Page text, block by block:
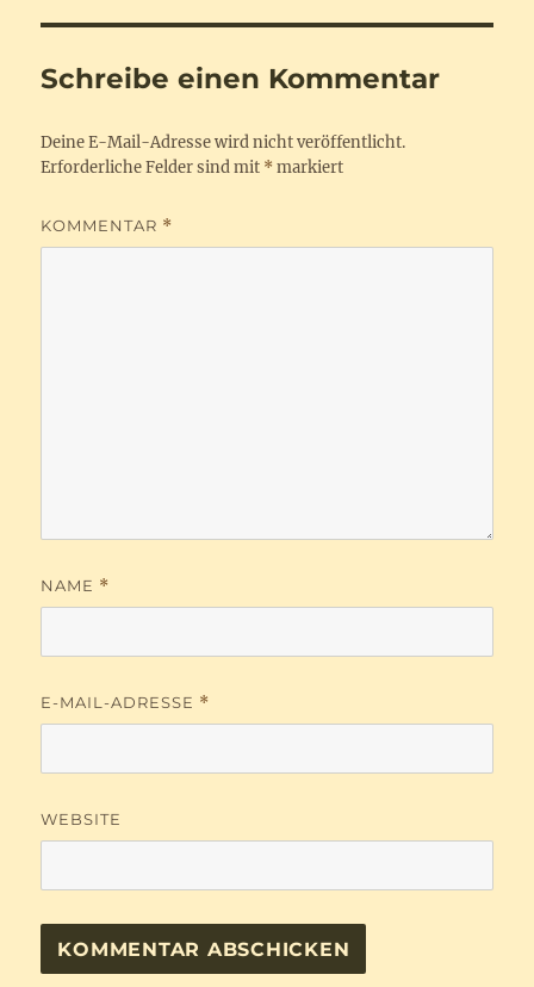
Schreibe einen Kommentar
Deine E-Mail-Adresse wird nicht veröffentlicht.
Erforderliche Felder sind mit * markiert
KOMMENTAR *
NAME *
E-MAIL-ADRESSE *
WEBSITE